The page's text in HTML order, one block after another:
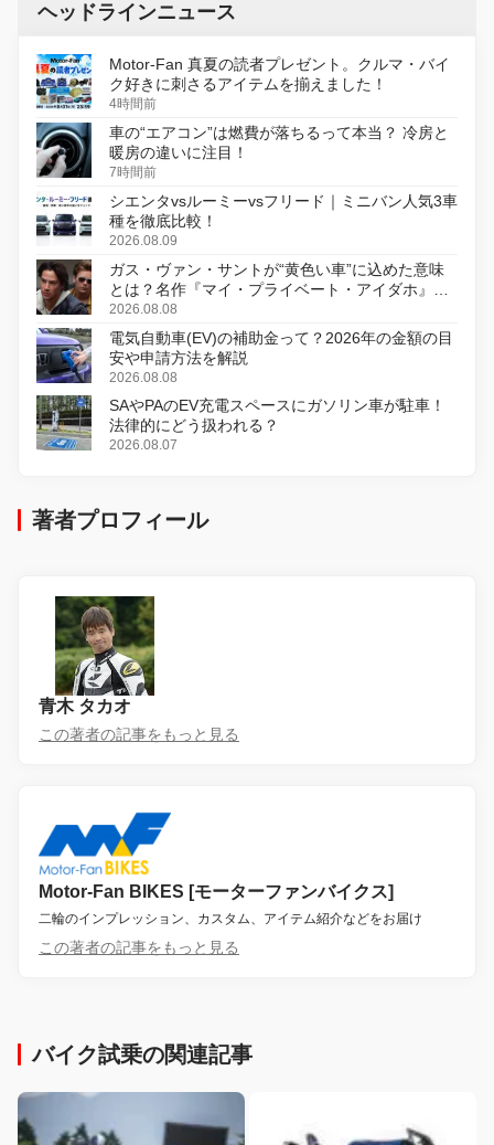
ヘッドラインニュース
Motor-Fan 真夏の読者プレゼント。クルマ・バイ
ク好きに刺さるアイテムを揃えました！
4時間前
車の“エアコン”は燃費が落ちるって本当？ 冷房と
暖房の違いに注目！
7時間前
シエンタvsルーミーvsフリード｜ミニバン人気3車
種を徹底比較！
2026.08.09
ガス・ヴァン・サントが“黄色い車”に込めた意味
とは？名作『マイ・プライベート・アイダホ』が
初のデジタルリマスター版で復活
2026.08.08
電気自動車(EV)の補助金って？2026年の金額の目
安や申請方法を解説
2026.08.08
SAやPAのEV充電スペースにガソリン車が駐車！
法律的にどう扱われる？
2026.08.07
著者プロフィール
青木 タカオ
この著者の記事をもっと見る
Motor-Fan BIKES [モーターファンバイクス]
二輪のインプレッション、カスタム、アイテム紹介などをお届け
この著者の記事をもっと見る
バイク試乗の関連記事